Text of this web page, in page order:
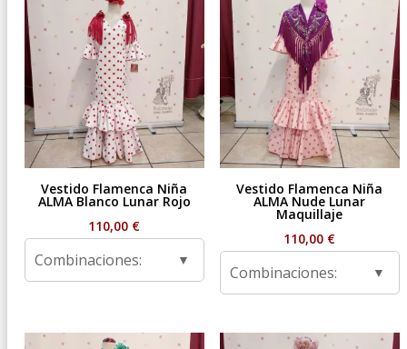
Vestido Flamenca Niña
ALMA Blanco Lunar Rojo
110,00 €
Combinaciones:
Vestido Flamenca Niña
ALMA Nude Lunar
Maquillaje
110,00 €
Combinaciones: